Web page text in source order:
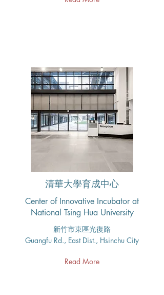
清華大學育成中心
Center of Innovative Incubator at
National Tsing Hua University
新竹市東區光復路
Guangfu Rd., East Dist., Hsinchu City
Read More